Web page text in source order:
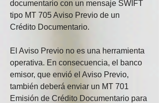
documentario con un mensaje SWIFT
tipo MT 705 Aviso Previo de un
Crédito Documentario.
El Aviso Previo no es una herramienta
operativa. En consecuencia, el banco
emisor, que envió el Aviso Previo,
también deberá enviar un MT 701
Emisión de Crédito Documentario para